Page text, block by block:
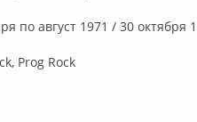
по август 1971 / 30 октября
Prog Rock